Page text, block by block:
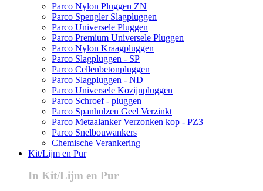
Parco Nylon Pluggen ZN
Parco Spengler Slagpluggen
Parco Universele Pluggen
Parco Premium Universele Pluggen
Parco Nylon Kraagpluggen
Parco Slagpluggen - SP
Parco Cellenbetonpluggen
Parco Slagpluggen - ND
Parco Universele Kozijnpluggen
Parco Schroef - pluggen
Parco Spanhulzen Geel Verzinkt
Parco Metaalanker Verzonken kop - PZ3
Parco Snelbouwankers
Chemische Verankering
Kit/Lijm en Pur
In Kit/Lijm en Pur